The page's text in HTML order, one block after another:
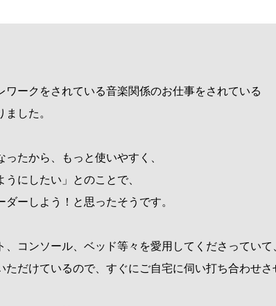
ワークをされている音楽関係のお仕事をされている
した。
ったから、もっと使いやすく、
にしたい」とのことで、
ーしよう！と思ったそうです。
コンソール、ベッド等々を愛用してくださっていて
だけているので、すぐにご自宅に伺い打ち合わせさ